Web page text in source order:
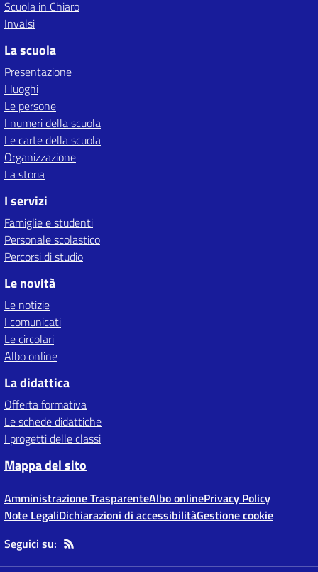
Scuola in Chiaro
Invalsi
La scuola
Presentazione
I luoghi
Le persone
I numeri della scuola
Le carte della scuola
Organizzazione
La storia
I servizi
Famiglie e studenti
Personale scolastico
Percorsi di studio
Le novità
Le notizie
I comunicati
Le circolari
Albo online
La didattica
Offerta formativa
Le schede didattiche
I progetti delle classi
Mappa del sito
Amministrazione TrasparenteAlbo onlinePrivacy Policy
Note LegaliDichiarazioni di accessibilitàGestione cookie
Seguici su: